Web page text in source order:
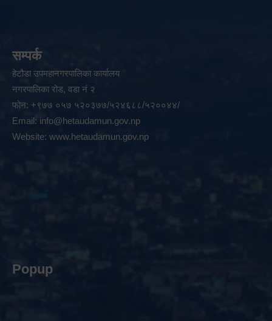
सम्पर्क
हेटौडा उपमहानगरपालिका कार्यालय
नगरपालिका रोड, वडा नं २
फोन: +९७७ ०५७ ५२०३७७/५२४६८८/५२००४४/
Email: info@hetaudamun.gov.np
Website: www.hetaudamun.gov.np
Popup